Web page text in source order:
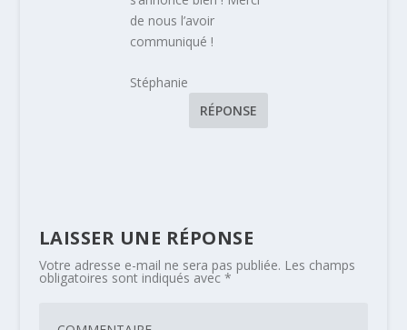
de nous l’avoir
communiqué !
Stéphanie
RÉPONSE
LAISSER UNE RÉPONSE
Votre adresse e-mail ne sera pas publiée. Les champs
obligatoires sont indiqués avec *